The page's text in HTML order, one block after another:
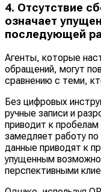
4. Отсутствие
означает
последующей
Агенты, которые
обращений, могут
сравнению с теми,
Без цифровых
ручные записи и
приводит к пробелам
замедляет работу
данные приводят к
упущенным
перспективными